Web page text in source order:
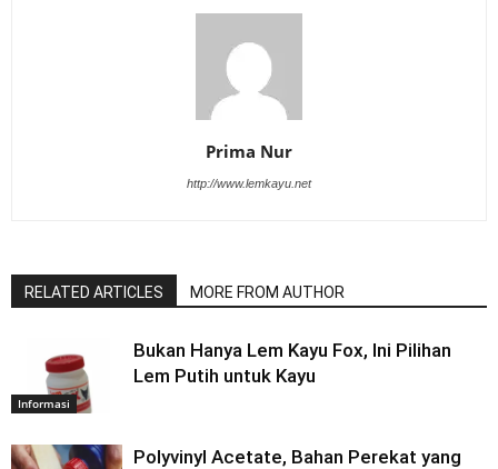
Prima Nur
http://www.lemkayu.net
RELATED ARTICLES MORE FROM AUTHOR
Informasi
Bukan Hanya Lem Kayu Fox, Ini Pilihan
Lem Putih untuk Kayu
Polyvinyl Acetate, Bahan Perekat yang